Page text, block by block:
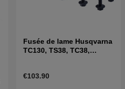
Fusée de lame Husqvarna
TC130, TS38, TC38,
€103.90